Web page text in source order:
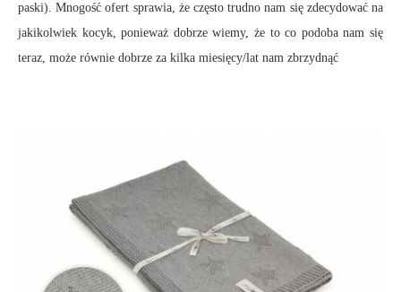
paski). Mnogość ofert sprawia, że często trudno nam się zdecydować na
jakikolwiek kocyk, ponieważ dobrze wiemy, że to co podoba nam się
teraz, może równie dobrze za kilka miesięcy/lat nam zbrzydnąć